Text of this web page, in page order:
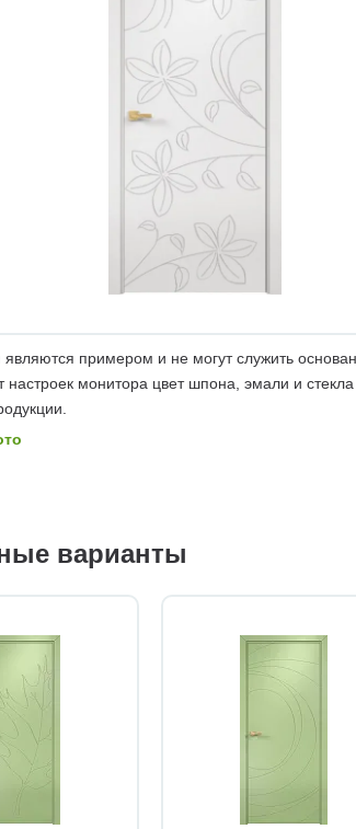
примером и не могут служить
настроек монитора цвет шпона, эмали и
варианты